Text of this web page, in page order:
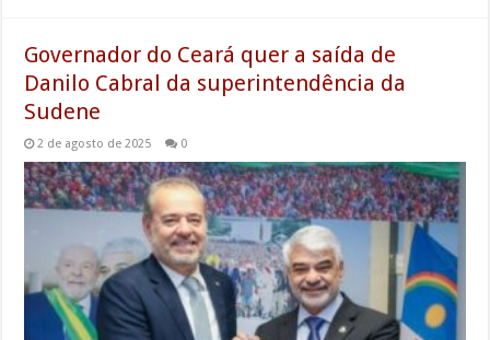
Governador do Ceará quer a saída de
Danilo Cabral da superintendência da
Sudene
2 de agosto de 2025 0